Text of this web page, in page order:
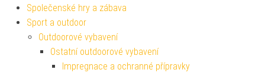
Společenské hry a zábava
Sport a outdoor
Outdoorové vybavení
Ostatní outdoorové vybavení
Impregnace a ochranné přípravky